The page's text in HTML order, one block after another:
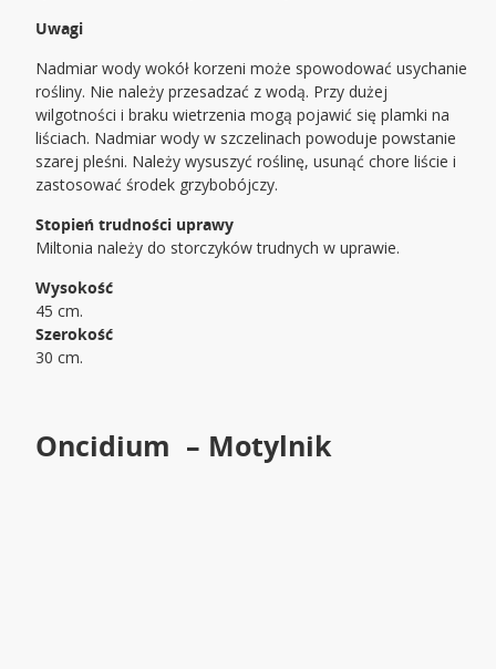
Uwagi
Nadmiar wody wokół korzeni może spowodować usychanie
rośliny. Nie należy przesadzać z wodą. Przy dużej
wilgotności i braku wietrzenia mogą pojawić się plamki na
liściach. Nadmiar wody w szczelinach powoduje powstanie
szarej pleśni. Należy wysuszyć roślinę, usunąć chore liście i
zastosować środek grzybobójczy.
Stopień trudności uprawy
Miltonia należy do storczyków trudnych w uprawie.
Wysokość
45 cm.
Szerokość
30 cm.
Oncidium – Motylnik